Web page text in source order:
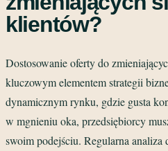
klientów?
Dostosowanie oferty do
kluczowym elementem strategii
dynamicznym rynku, gdzie gusta
w mgnieniu oka, przedsiębiorcy
swoim podejściu. Regularna analiza